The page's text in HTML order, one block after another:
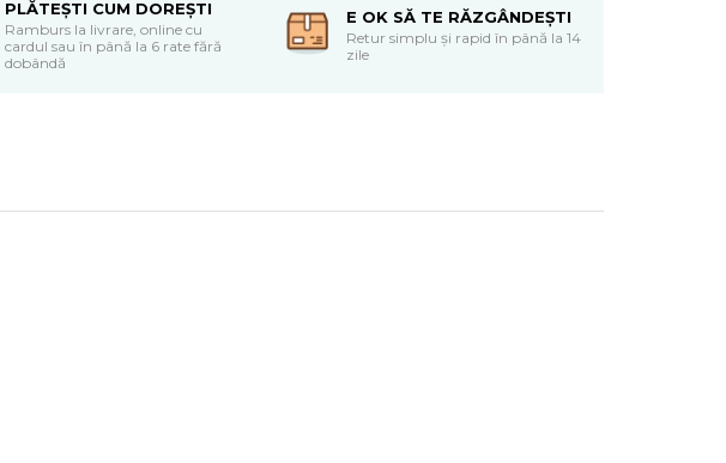
PLĂTEȘTI CUM DOREȘTI
Ramburs la livrare, online cu
cardul sau în până la 6 rate fără
dobândă
E OK SĂ TE RĂZGÂNDEȘTI
Retur simplu și rapid în până la 14
zile